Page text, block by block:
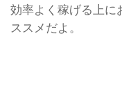
効率よく稼げる上に
ススメだよ。